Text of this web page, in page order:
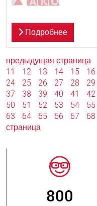
Подробнее
предыдущая страница
11
12 13 14 15 16
24
25 26 27 28 29
37
38 39 40 41 42
50
51 52 53 54 55
63
64 65 66 67 68
страница
800